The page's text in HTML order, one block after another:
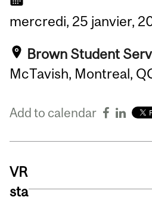
mercredi, 25 janvier,
Brown Student
McTavish, Montreal,
Add to calendar
VR
sta